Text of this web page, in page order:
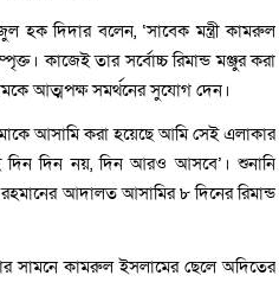
হক দিদার বলেন, ‘সাবেক মন্ত্রী কামরুল
কাজেই তার সর্বোচ্চ রিমান্ড মঞ্জুর করা
আত্মপক্ষ সমর্থনের সুযোগ দেন।
আসামি করা হয়েছে আমি সেই এলাকার
দিন দিন নয়, দিন আরও আসবে’। শুনানি
রহমানের আদালত আসামির ৮ দিনের রিমান্ড
সামনে কামরুল ইসলামের ছেলে অদিতের